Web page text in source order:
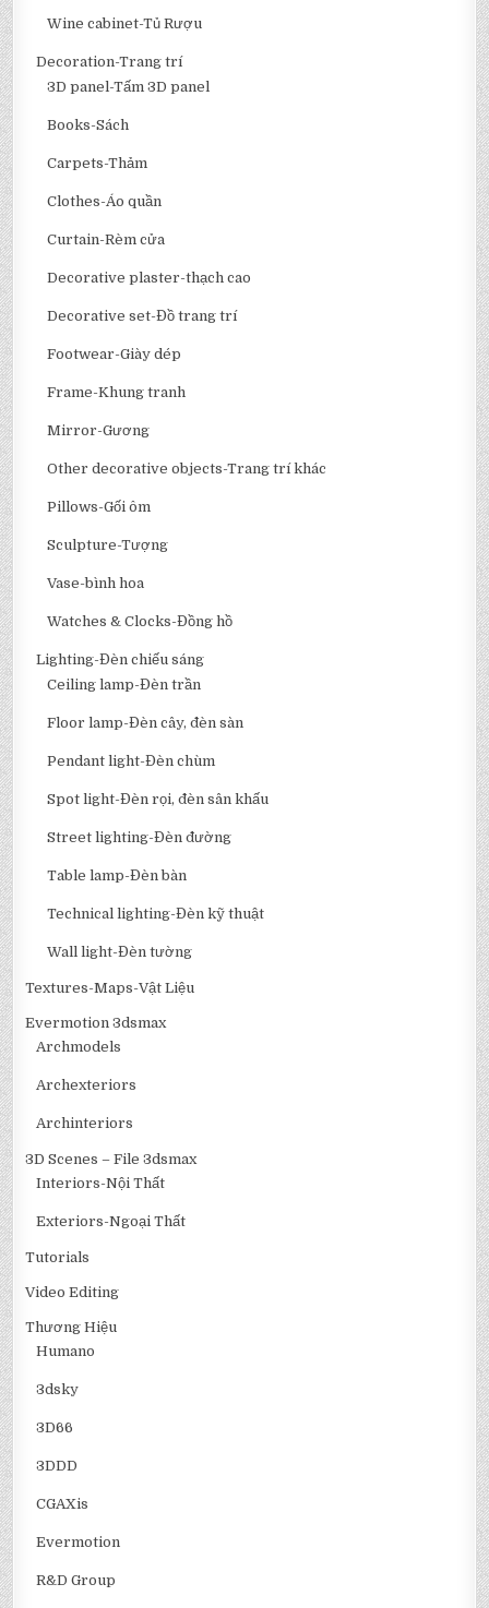
Wine cabinet-Tủ Rượu
Decoration-Trang trí
3D panel-Tấm 3D panel
Books-Sách
Carpets-Thảm
Clothes-Áo quần
Curtain-Rèm cửa
Decorative plaster-thạch cao
Decorative set-Đồ trang trí
Footwear-Giày dép
Frame-Khung tranh
Mirror-Gương
Other decorative objects-Trang trí khác
Pillows-Gối ôm
Sculpture-Tượng
Vase-bình hoa
Watches & Clocks-Đồng hồ
Lighting-Đèn chiếu sáng
Ceiling lamp-Đèn trần
Floor lamp-Đèn cây, đèn sàn
Pendant light-Đèn chùm
Spot light-Đèn rọi, đèn sân khấu
Street lighting-Đèn đường
Table lamp-Đèn bàn
Technical lighting-Đèn kỹ thuật
Wall light-Đèn tường
Textures-Maps-Vật Liệu
Evermotion 3dsmax
Archmodels
Archexteriors
Archinteriors
3D Scenes – File 3dsmax
Interiors-Nội Thất
Exteriors-Ngoại Thất
Tutorials
Video Editing
Thương Hiệu
Humano
3dsky
3D66
3DDD
CGAXis
Evermotion
R&D Group